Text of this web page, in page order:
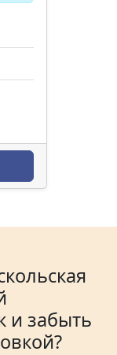
и забыть